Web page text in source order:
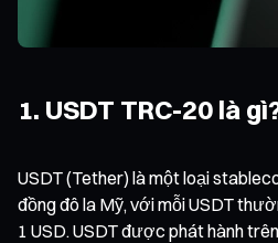
1. USDT TRC-20 là
USDT (Tether) là một loại
đồng đô la Mỹ, với mỗi USDT
1 USD. USDT được phát hành